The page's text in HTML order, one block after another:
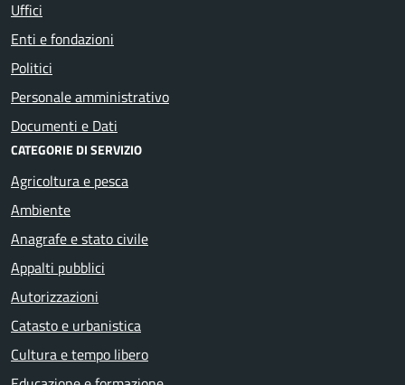
Uffici
Enti e fondazioni
Politici
Personale amministrativo
Documenti e Dati
CATEGORIE DI SERVIZIO
Agricoltura e pesca
Ambiente
Anagrafe e stato civile
Appalti pubblici
Autorizzazioni
Catasto e urbanistica
Cultura e tempo libero